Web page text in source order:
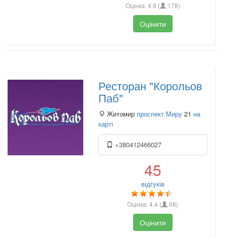
Оцінка:4.9 ( 178)
Оцінити
Ресторан "Корольов
Паб"
Житомир проспект Миру 21 на
карті
+380412466027
45
відгуків
Оцінка:4.4 ( 68)
Оцінити